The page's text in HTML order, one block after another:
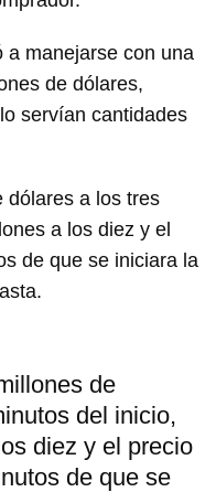
a manejarse con una
de dólares,
servían cantidades
dólares a los tres
a los diez y el
de que se iniciara la
de
del inicio,
diez y el precio
de que se